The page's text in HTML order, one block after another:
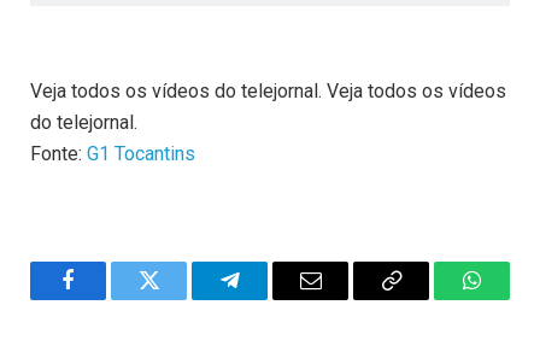
Veja todos os vídeos do telejornal. Veja todos os vídeos
do telejornal.
Fonte: G1 Tocantins
FacebookTwitter TelegramEmail
Copy